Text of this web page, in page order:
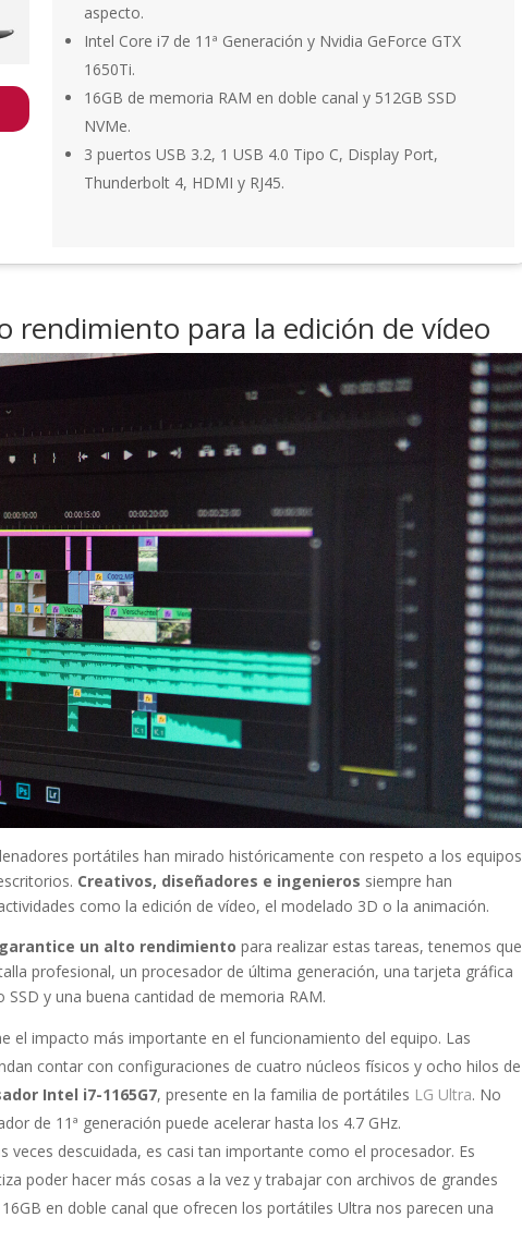
aspecto.
Intel Core i7 de 11ª Generación y Nvidia GeForce GTX
1650Ti.
16GB de memoria RAM en doble canal y 512GB SSD
NVMe.
3 puertos USB 3.2, 1 USB 4.0 Tipo C, Display Port,
Thunderbolt 4, HDMI y RJ45.
rendimiento para la edición de vídeo
portátiles han mirado históricamente con respeto a los equipos
Creativos, diseñadores e ingenieros siempre han
como la edición de vídeo, el modelado 3D o la animación.
un alto rendimiento para realizar estas tareas, tenemos que
profesional, un procesador de última generación, una tarjeta gráfica
y una buena cantidad de memoria RAM.
el impacto más importante en el funcionamiento del equipo. Las
contar con configuraciones de cuatro núcleos físicos y ocho hilos de
Intel i7-1165G7, presente en la familia de portátiles LG Ultra. No
de 11ª generación puede acelerar hasta los 4.7 GHz.
veces descuidada, es casi tan importante como el procesador. Es
poder hacer más cosas a la vez y trabajar con archivos de grandes
en doble canal que ofrecen los portátiles Ultra nos parecen una